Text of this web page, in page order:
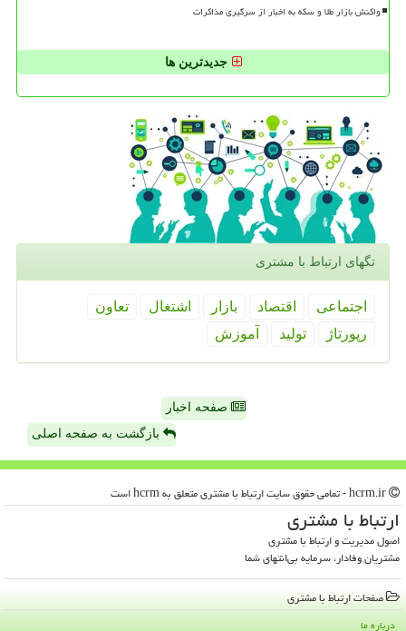
واکنش بازار طلا و سکه به اخبار از سرگیری مذاکرات
جدیدترین ها
تگهای ارتباط با مشتری
اجتماعی اقتصاد بازار اشتغال
تعاون
رپورتاژ
تولید آموزش
صفحه اخبار
بازگشت به صفحه اصلی
ارتباط با مشتری
اصول مدیریت و ارتباط با مشتری
مشتریان وفادار، سرمایه بی‌انتهای شما
صفحات ارتباط با مشتری
درباره ما